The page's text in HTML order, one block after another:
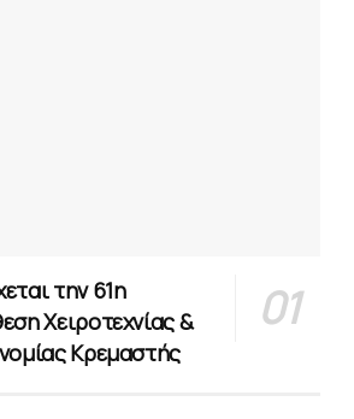
την 61η
Χειροτεχνίας &
Κρεμαστής